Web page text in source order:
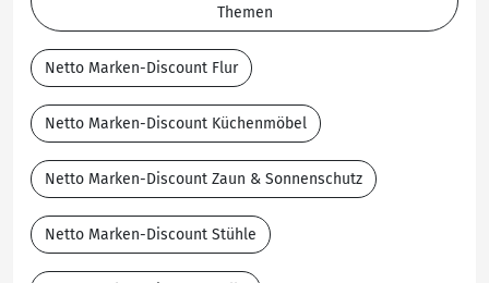
Themen
Netto Marken-Discount Flur
Netto Marken-Discount Küchenmöbel
Netto Marken-Discount Zaun & Sonnenschutz
Netto Marken-Discount Stühle